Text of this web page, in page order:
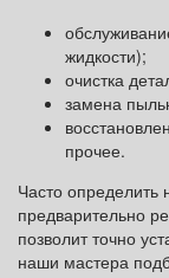
жидкости);
очистка
замена
прочее.
Часто определить
предварительно
позволит точно
наши мастера